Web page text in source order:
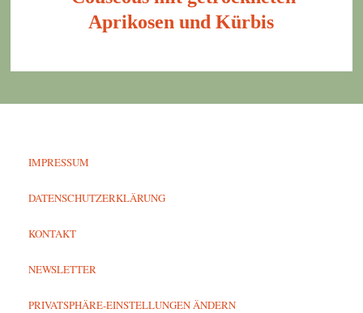
Aprikosen und Kürbis
IMPRESSUM
DATENSCHUTZERKLÄRUNG
KONTAKT
NEWSLETTER
PRIVATSPHÄRE-EINSTELLUNGEN ÄNDERN